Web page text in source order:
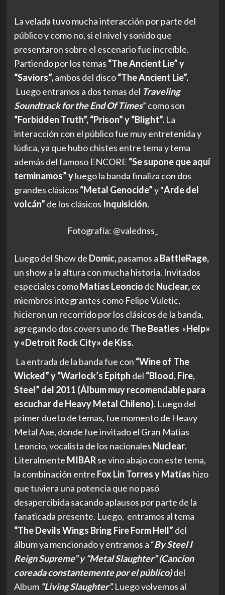
La velada tuvo mucha interacción por parte del
público y como no, si el nivel y sonido que
presentaron sobre el escenario fue increíble.
Partiendo por los temas “The Ancient Lie” y
“Saviors”,ambos del disco“The Ancient Lie”.
Luego entramos a dos temas del Traveling
Soundtrack for the End Of Times” como son
“Forbidden Truth”, “Prison” y “Blight”. La
interacción con el público fue muy entretenida y
lúdica, ya que hubo chistes entre tema y tema
además del famoso ENCORE “Se supone que aquí
terminamos” yluego la banda finaliza con dos
grandes clásicos “Metal Genocide”y “Arde del
volcán” de los clásicos Inquisición.
Fotografía: @valednss_
Luego del Show de Domic,pasamos a BattleRage,
un show a la altura con mucha historia. Invitados
especiales comoMatías Leoncio de Nuclear,ex
miembros integrantes como Felipe Vuletic,
hicieron un recorrido por los clásicos de la banda,
agregando dos covers uno de The Beatles «Help»
y «Detroit Rock City» de Kiss.
La entrada de la banda fue con “Wine of The
Wicked” y “Warlock’s Epitph del “Blood, Fire,
Steel” del 2011 (Álbum muy recomendable para
escuchar de Heavy Metal Chileno). Luego del
primer dueto de temas, fue momento de Heavy
Metal Axe, donde fue invitado el Gran Matias
Leoncio, vocalista de los nacionales Nuclear.
Literalmente MIBARse vino abajo con este tema,
la combinación entre Fox Lin Torres y Matías hizo
que tuviera una potencia que no pasó
desapercibida sacando aplausos por parte de la
fanaticada presente. Luego, entramos al tema
“The Devils Wings Bring Fire Form Hell” del
álbumya mencionado y entramos a “By Steel I
Reign Supreme” y “Metal Slaughter” (Cancion
coreada constantemente por el público)del
Album “Living Slaughter”.Luego volvemos al